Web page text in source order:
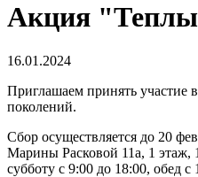
Акция
16.01.2024
Приглашаем принять участие
поколений.
Сбор осуществляется до 20
Марины Расковой 11а, 1 этаж,
субботу с 9:00 до 18:00, обед с